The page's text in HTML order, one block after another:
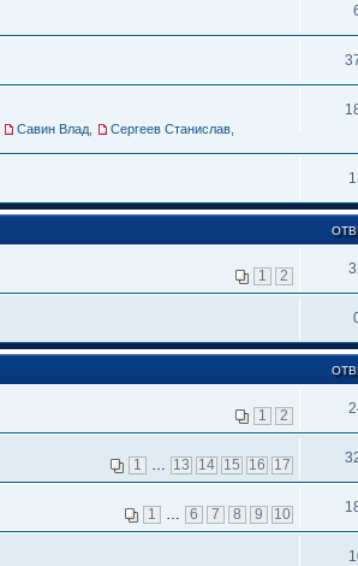
Савин Влад Сергеев Станислав
1 2
1 2
1 … 13 14 15 16 17
1 … 6 7 8 9 10